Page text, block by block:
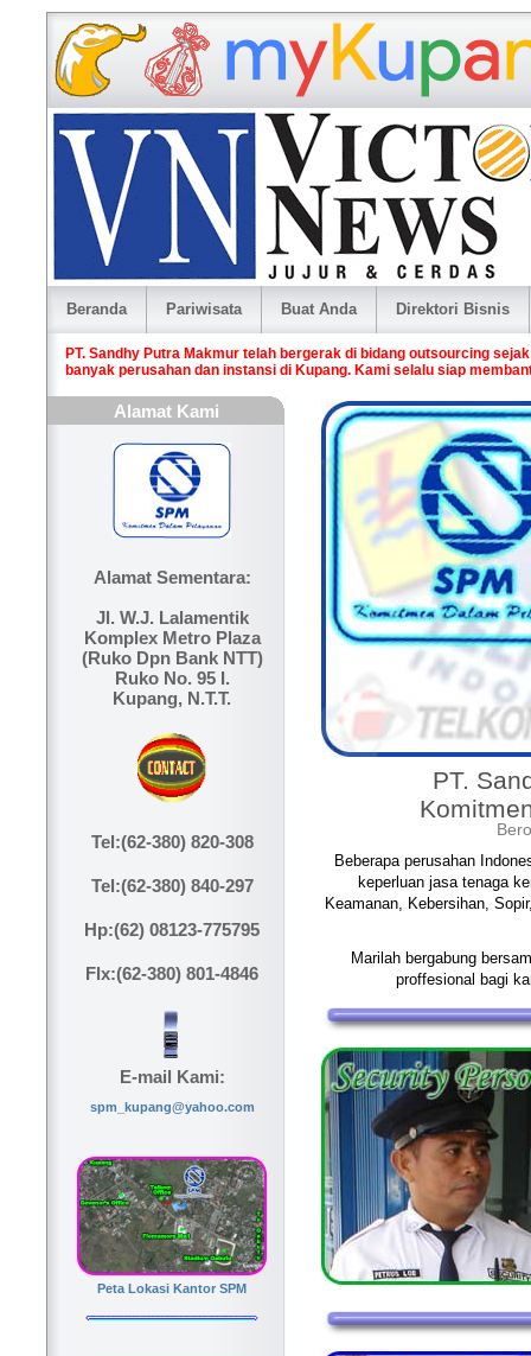
Beranda Pariwisata Buat Anda Direktori Bisnis
PT. Sandhy Putra Makmur telah bergerak di bidang outsourcing
banyak perusahan dan instansi di Kupang. Kami selalu siap
Alamat Kami
Alamat Sementara:
Jl. W.J. Lalamentik
Komplex Metro Plaza
(Ruko Dpn Bank NTT)
Ruko No. 95 I.
Kupang, N.T.T.
Tel:(62-380) 820-308
Tel:(62-380) 840-297
Hp:(62) 08123-775795
Flx:(62-380) 801-4846
E-mail Kami:
spm_kupang@yahoo.com
Peta Lokasi Kantor SPM
PT.
Beberapa perusahan
keperluan jasa tenaga
Keamanan, Kebersihan,
Marilah bergabung
proffesional bagi